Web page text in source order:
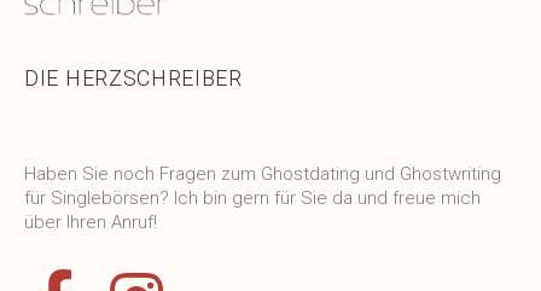
DIE HERZSCHREIBER
Haben Sie noch Fragen zum Ghostdating und Ghostwriting
für Singlebörsen? Ich bin gern für Sie da und freue mich
über Ihren Anruf!